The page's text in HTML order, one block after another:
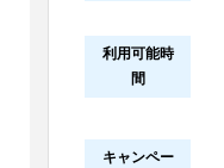
利用可能時
間
キャンペー